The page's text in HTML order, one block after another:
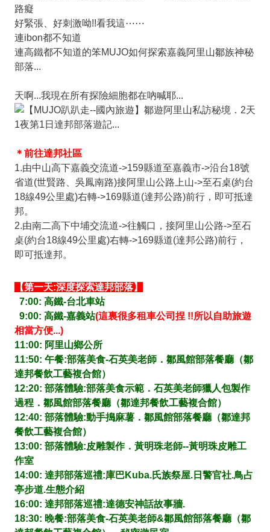
路癡
好緊張、好刺激呦!!看我這⋯⋯
連ibon都不知道
連高鐵都不知道的笨MUJO如何探索嘉義阿里山鄒族神秘
部落...
天啊...我現在所有探險細胞都在吶喊耶...
＊前往達邦社區
1.由中山高下嘉義交流道->159縣道至嘉義市->沿台18號
省道(世賢路、吳鳳南路)接阿里山公路上山->至石桌(約台
18線49公里處)右轉->169縣道(達邦公路)前行，即可抵達
邦。
2.由南二高下中埔交流道->往觸口，接阿里山公路->至石
桌(約台18線49公里處)右轉->169縣道(達邦公路)前行，
即可抵達邦。
【第一天:深度探索達邦部落】
7:00: 高鐵-台北車站
9:00: 高鐵-嘉義站(這裏很多租車公司捏 !!所以自助旅遊
相當方便...)
11:00: 阿里山鄉公所
11:50: 午餐:部落美食-石英美老師．鄒風館部落餐廳（鄒
達邦餐飲工藝複合館）
12:20: 部落體驗:部落美食示範．石英美老師獵人包製作
過程．鄒風館部落餐廳（鄒達邦餐飲工藝複合館）
12:40: 部落體驗:動手搗麻薯．鄒風館部落餐廳（鄒達邦
餐飲工藝複合館）
13:00: 部落體驗:皮雕製作．黃明珠老師--黃明珠皮雕工
作室
14:00: 達邦部落巡禮:庫巴Kuba.氏族祭屋.日警官社.鳥占
亭步道.生態介紹
16:00: 達邦部落巡禮:達德安神話故事牆.
18:30: 晚餐:部落美食-石英美老師&鄒風館部落餐廳（鄒